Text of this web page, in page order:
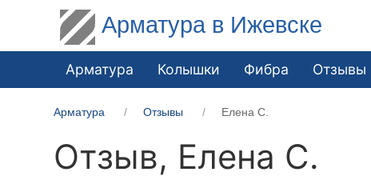
Арматура в Ижевске
Арматура Колышки Фибра Отзывы
Арматура Отзывы Елена С.
Отзыв, Елена С.